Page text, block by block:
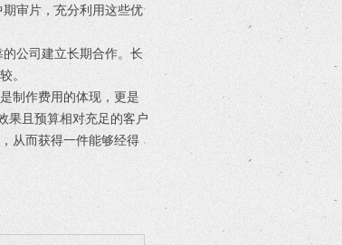
审片，充分利用这些优
公司建立长期合作。长
。
制作费用的体现，更是
果且预算相对充足的客户
从而获得一件能够经得